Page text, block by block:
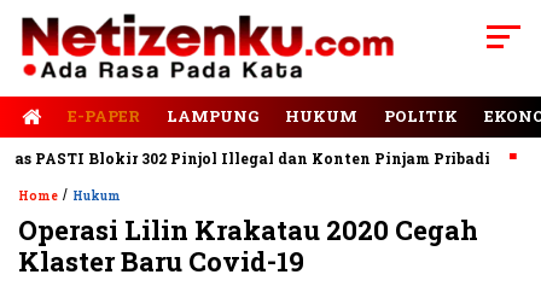
E-PAPER LAMPUNG HUKUM POLITIK
PASTI Blokir 302 Pinjol Illegal dan Konten Pinjam Pribadi
Home / Hukum
Operasi Lilin Krakatau 2020 Cegah
Klaster Baru Covid-19